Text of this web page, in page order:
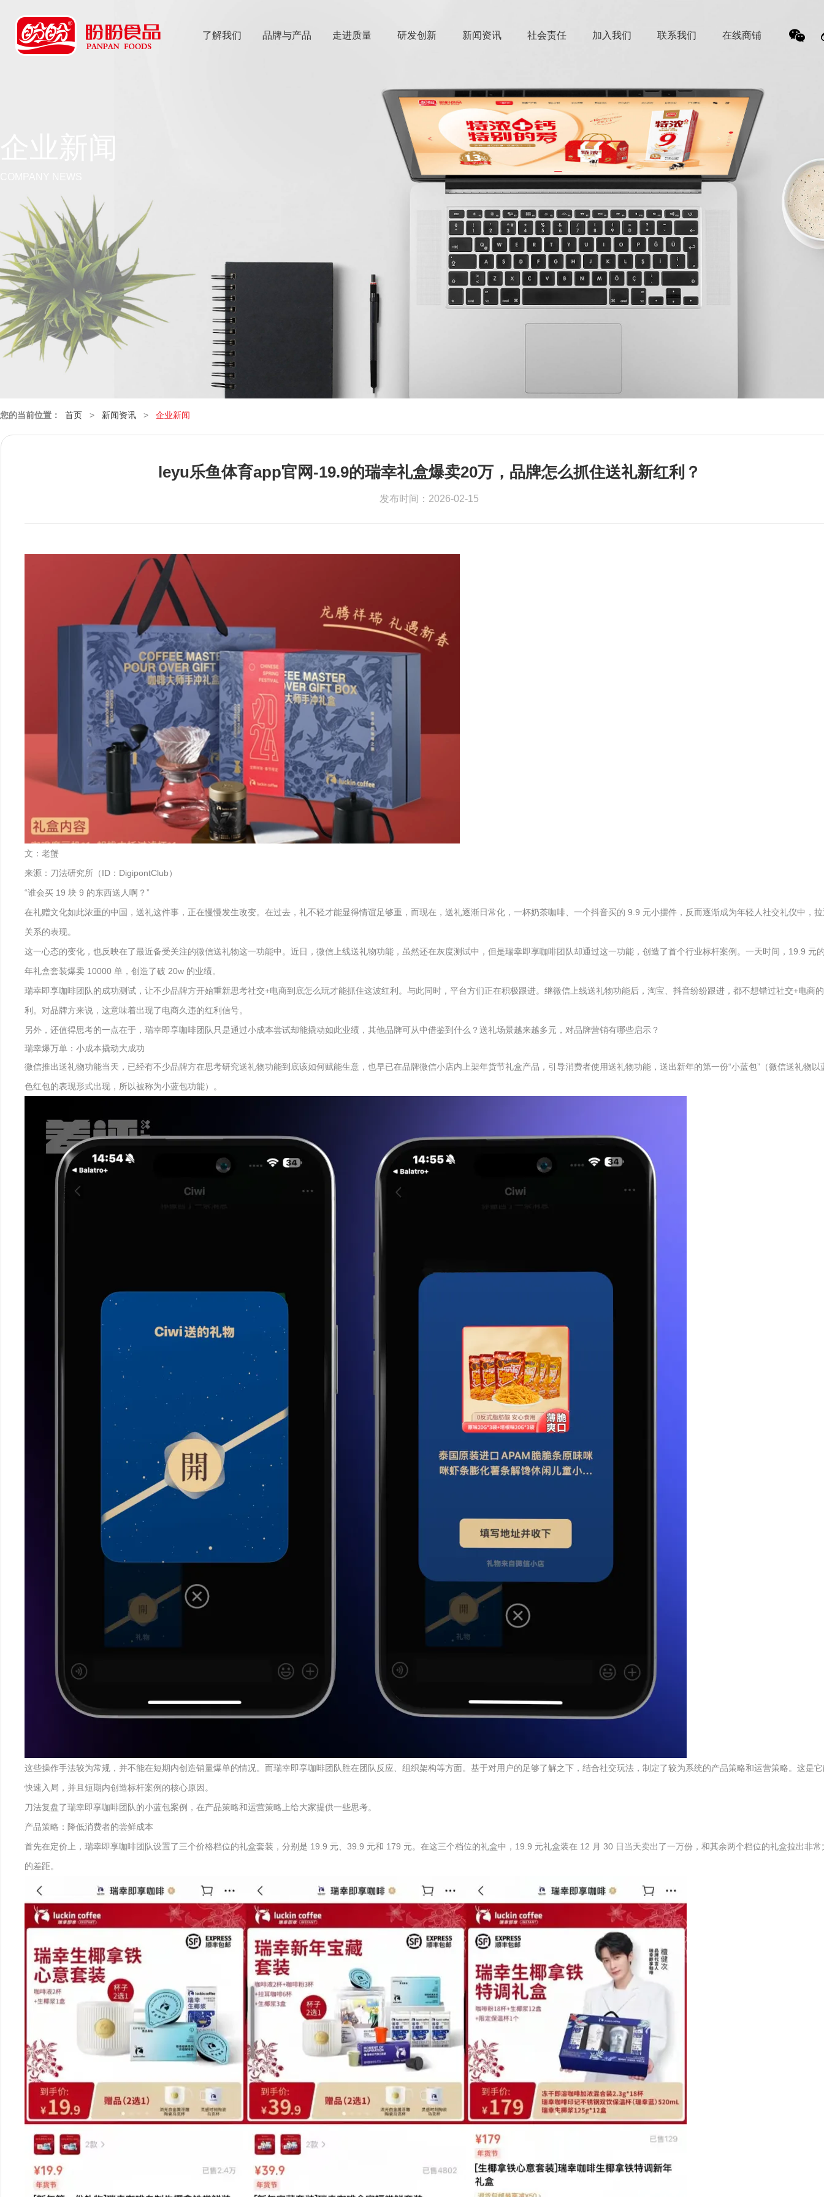
了解我们 品牌与产品 走进质量 研发创新 新闻资讯 社会责任 加入我们 联系我们 在线商铺
您的当前位置： 首页 > 新闻资讯 > 企业新闻
leyu乐鱼体育app官网-19.9的瑞幸礼盒爆卖20万，品牌怎么抓住送礼新红利？
发布时间：2026-02-15
文：老蟹
来源：刀法研究所（ID：DigipontClub）
“谁会买 19 块 9 的东西送人啊？”
在礼赠文化如此浓重的中国，送礼这件事，正在慢慢发生改变。在过去，礼不轻才能显得情谊足够重，而现在，送礼逐渐日常化，一杯奶茶咖啡、一个抖音买的 9.9 元小摆件，反而逐渐成为年轻人社交礼仪中，
关系的表现。
这一心态的变化，也反映在了最近备受关注的微信送礼物这一功能中。近日，微信上线送礼物功能，虽然还在灰度测试中，但是瑞幸即享咖啡团队却通过这一功能，创造了首个行业标杆案例。一天时间，19.9 元
年礼盒套装爆卖 10000 单，创造了破 20w 的业绩。
瑞幸即享咖啡团队的成功测试，让不少品牌方开始重新思考社交+电商到底怎么玩才能抓住这波红利。与此同时，平台方们正在积极跟进。继微信上线送礼物功能后，淘宝、抖音纷纷跟进，都不想错过社交+电商
利。对品牌方来说，这意味着出现了电商久违的红利信号。
另外，还值得思考的一点在于，瑞幸即享咖啡团队只是通过小成本尝试却能撬动如此业绩，其他品牌可从中借鉴到什么？送礼场景越来越多元，对品牌营销有哪些启示？
瑞幸爆万单：小成本撬动大成功
微信推出送礼物功能当天，已经有不少品牌方在思考研究送礼物功能到底该如何赋能生意，也早已在品牌微信小店内上架年货节礼盒产品，引导消费者使用送礼物功能，送出新年的第一份“小蓝包”（微信送礼物以
色红包的表现形式出现，所以被称为小蓝包功能）。
这些操作手法较为常规，并不能在短期内创造销量爆单的情况。而瑞幸即享咖啡团队胜在团队反应、组织架构等方面。基于对用户的足够了解之下，结合社交玩法，制定了较为系统的产品策略和运营策略。这是
快速入局，并且短期内创造标杆案例的核心原因。
刀法复盘了瑞幸即享咖啡团队的小蓝包案例，在产品策略和运营策略上给大家提供一些思考。
产品策略：降低消费者的尝鲜成本
首先在定价上，瑞幸即享咖啡团队设置了三个价格档位的礼盒套装，分别是 19.9 元、39.9 元和 179 元。在这三个档位的礼盒中，19.9 元礼盒装在 12 月 30 日当天卖出了一万份，和其余两个档位的礼盒拉出非常
的差距。